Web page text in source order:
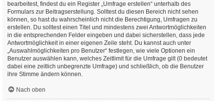
bearbeitest, findest du ein Register „Umfrage erstellen“ unterhalb des
Formulars zur Beitragserstellung. Solltest du diesen Bereich nicht sehen
können, so hast du wahrscheinlich nicht die Berechtigung, Umfragen zu
erstellen. Du solltest einen Titel und mindestens zwei Antwortmöglichkeiten
in die entsprechenden Felder eingeben und dabei sicherstellen, dass jede
Antwortmöglichkeit in einer eigenen Zeile steht. Du kannst auch unter
„Auswahlmöglichkeiten pro Benutzer“ festlegen, wie viele Optionen ein
Benutzer auswählen kann, welches Zeitlimit für die Umfrage gilt (0 bedeutet
dabei eine zeitlich unbegrenzte Umfrage) und schließlich, ob die Benutzer
ihre Stimme ändern können.
Nach oben